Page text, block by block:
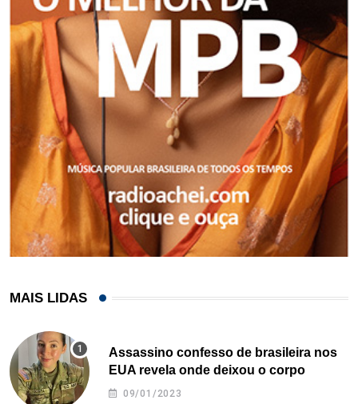
MAIS LIDAS
Assassino confesso de brasileira nos
EUA revela onde deixou o corpo
09/01/2023